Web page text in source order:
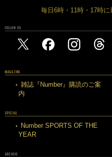
毎日6時・11時・17時
FOLLOW US
MAGAZINE
雑誌『Number』購読のご案
内
SPECIAL
Number SPORTS OF THE
YEAR
ARCHIVE